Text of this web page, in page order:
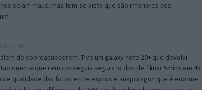
sejam maus, mas tem-se visto que são inferiores aos
de sobreaquecerem. Tive um galaxy note 20+ que devolvi
quente que nem conseguia segura lo dps de filmar 5mins em 4k.
de qualidade das fotos entre exynos e snapdragon que é enorme